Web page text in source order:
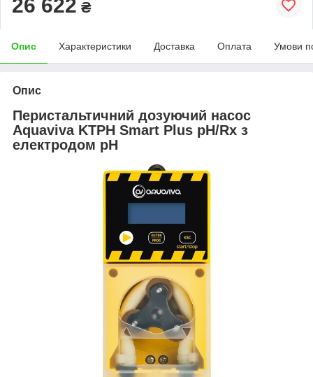
26 622 ₴
Опис Характеристики Доставка Оплата Умови
Опис
Перистальтичний дозуючий насос
Aquaviva KTPH Smart Plus pH/Rx з
електродом pH